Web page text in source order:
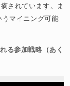
されています。ま
マイニング可能
る参加戦略（あく